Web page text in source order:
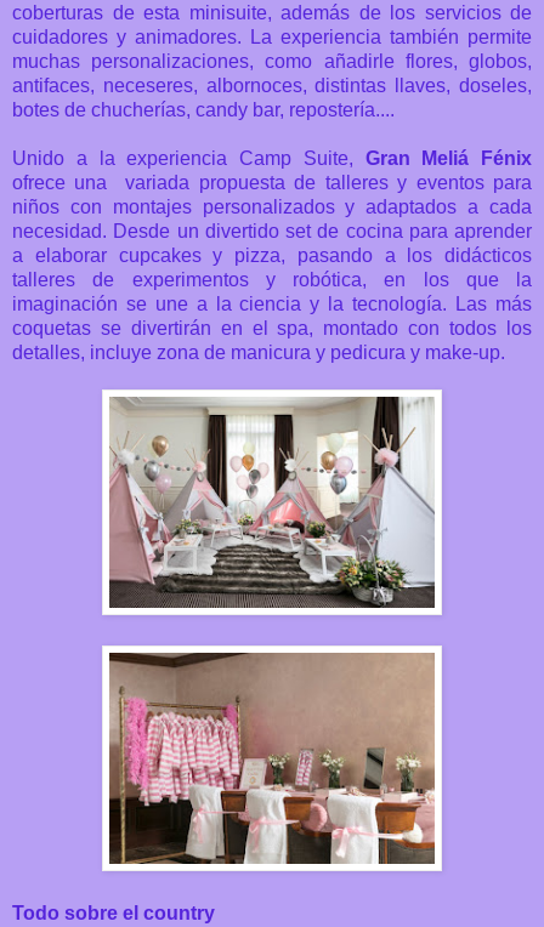
coberturas de esta minisuite, además de los servicios de
cuidadores y animadores. La experiencia también permite
muchas personalizaciones, como añadirle flores, globos,
antifaces, neceseres, albornoces, distintas llaves, doseles,
botes de chucherías, candy bar, repostería....
Unido a la experiencia Camp Suite, Gran Meliá Fénix
ofrece una variada propuesta de talleres y eventos para
niños con montajes personalizados y adaptados a cada
necesidad. Desde un divertido set de cocina para aprender
a elaborar cupcakes y pizza, pasando a los didácticos
talleres de experimentos y robótica, en los que la
imaginación se une a la ciencia y la tecnología.
Las más
coquetas se divertirán en el spa, montado con todos los
detalles, incluye zona de manicura y pedicura y make-up.
Todo sobre el country